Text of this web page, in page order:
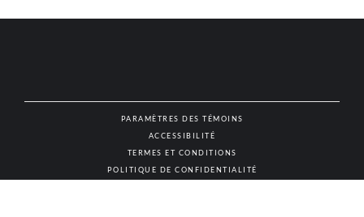
PARAMÈTRES DES TÉMOINS
ACCESSIBILITÉ
TERMES ET CONDITIONS
POLITIQUE DE CONFIDENTIALITÉ